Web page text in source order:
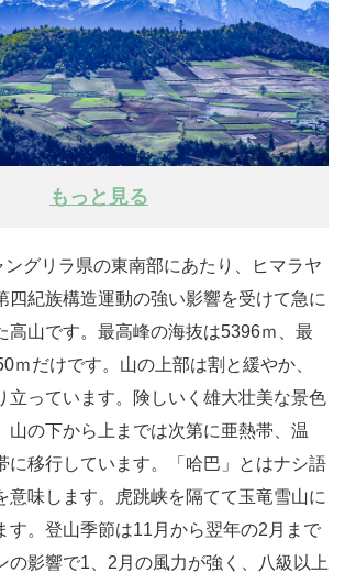
もっと見る
グリラ県の東南部にあたり、ヒマラヤ
四紀族構造運動の強い影響を受けて急に
高山です。最高峰の海抜は5396ｍ、最
ｍだけです。山の上部は割と緩やか、
立っています。険しいく雄大壮美な景色
山の下から上までは次第に亜熱帯、温
に移行しています。「哈巴」とはナシ語
意味します。虎跳峡を隔てて玉竜雪山に
す。登山季節は11月から翌年の2月まで
の影響で1、2月の風力が強く、八級以上